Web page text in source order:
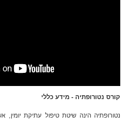
קורס נטורופתיה - מידע כללי
נטורופתיה הינה שיטת טיפול עתיקת